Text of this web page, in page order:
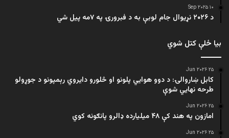
۱۰ Sep ۲۰۲۵
د ۲۰۲۶ نړیوال جام لوبې به د فبرورۍ په ۷مه پیل شي
بیا ځلې کتل شوي
۲۵ Jun ۲۰۲۶
کابل ښاروالۍ: د دوو هوايي پلونو او څلورو دایروي رېمپونو د جوړولو
طرحه نهایي شوې
۲۵ Jun ۲۰۲۶
امازون په هند کې ۴۸ میلیارده ډالرو پانګونه کوي
۲۵ Jun ۲۰۲۶